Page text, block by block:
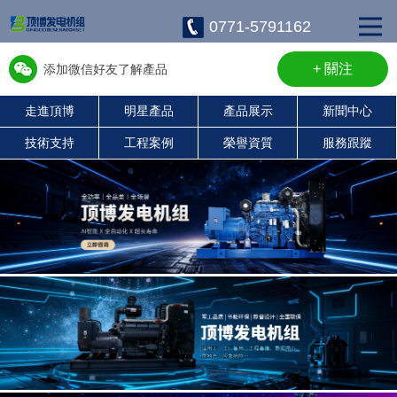
0771-5791162
添加微信好友了解產品
w13667715899
+ 關注
走進頂博 明星產品 產品展示 新聞中心
技術支持 工程案例 榮譽資質 服務跟蹤
靜音發電機組
濰柴發電機組
珀金斯發電機組
沃爾沃發電機組
康明斯柴油發電機組
上柴發電機組
玉柴發電機組